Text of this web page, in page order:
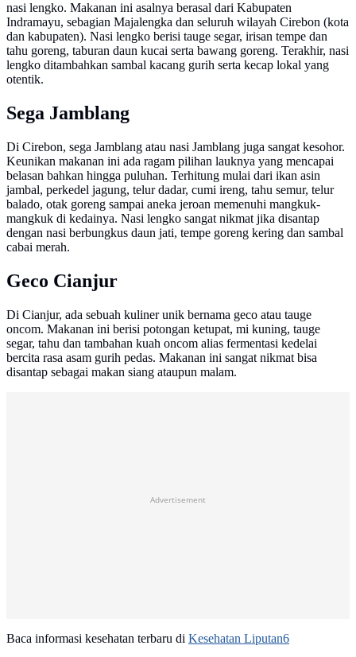
nasi lengko. Makanan ini asalnya berasal dari Kabupaten
Indramayu, sebagian Majalengka dan seluruh wilayah Cirebon (kota
dan kabupaten). Nasi lengko berisi tauge segar, irisan tempe dan
tahu goreng, taburan daun kucai serta bawang goreng. Terakhir, nasi
lengko ditambahkan sambal kacang gurih serta kecap lokal yang
otentik.
Sega Jamblang
Di Cirebon, sega Jamblang atau nasi Jamblang juga sangat kesohor.
Keunikan makanan ini ada ragam pilihan lauknya yang mencapai
belasan bahkan hingga puluhan. Terhitung mulai dari ikan asin
jambal, perkedel jagung, telur dadar, cumi ireng, tahu semur, telur
balado, otak goreng sampai aneka jeroan memenuhi mangkuk-
mangkuk di kedainya. Nasi lengko sangat nikmat jika disantap
dengan nasi berbungkus daun jati, tempe goreng kering dan sambal
cabai merah.
Geco Cianjur
Di Cianjur, ada sebuah kuliner unik bernama geco atau tauge
oncom. Makanan ini berisi potongan ketupat, mi kuning, tauge
segar, tahu dan tambahan kuah oncom alias fermentasi kedelai
bercita rasa asam gurih pedas. Makanan ini sangat nikmat bisa
disantap sebagai makan siang ataupun malam.
Advertisement
Baca informasi kesehatan terbaru di Kesehatan Liputan6